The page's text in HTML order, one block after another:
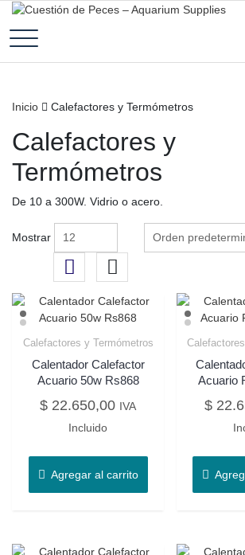
Cuestión de Peces –
Aquarium Supplies
Inicio Calefactores y Termómetros
Calefactores y
Termómetros
De 10 a 300W. Vidrio o acero.
Mostrar
Calefactores y Termómetros
Calentador Calefactor
Acuario 50w Rs868
$ 22.650,00 IVA
Incluido
Agregar al carrito
Acuario
$